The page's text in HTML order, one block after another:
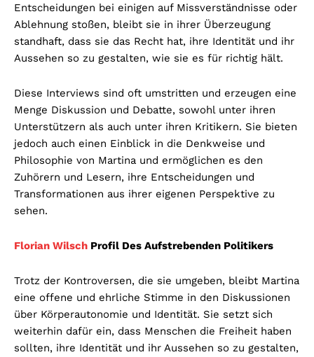
Entscheidungen bei einigen auf Missverständnisse oder
Ablehnung stoßen, bleibt sie in ihrer Überzeugung
standhaft, dass sie das Recht hat, ihre Identität und ihr
Aussehen so zu gestalten, wie sie es für richtig hält.
Diese Interviews sind oft umstritten und erzeugen eine
Menge Diskussion und Debatte, sowohl unter ihren
Unterstützern als auch unter ihren Kritikern. Sie bieten
jedoch auch einen Einblick in die Denkweise und
Philosophie von Martina und ermöglichen es den
Zuhörern und Lesern, ihre Entscheidungen und
Transformationen aus ihrer eigenen Perspektive zu
sehen.
Florian Wilsch Profil Des Aufstrebenden Politikers
Trotz der Kontroversen, die sie umgeben, bleibt Martina
eine offene und ehrliche Stimme in den Diskussionen
über Körperautonomie und Identität. Sie setzt sich
weiterhin dafür ein, dass Menschen die Freiheit haben
sollten, ihre Identität und ihr Aussehen so zu gestalten,